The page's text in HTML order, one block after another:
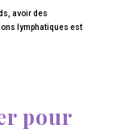
avoir des
lymphatiques est
pour